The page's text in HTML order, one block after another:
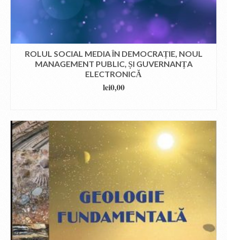
ROLUL SOCIAL MEDIA ÎN DEMOCRAȚIE, NOUL
MANAGEMENT PUBLIC, ȘI GUVERNANȚA
ELECTRONICĂ
lei0,00